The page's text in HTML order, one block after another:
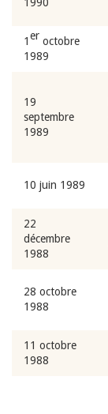
1er octobre
1989
19
septembre
1989
10 juin 1989
22
décembre
1988
28 octobre
1988
11 octobre
1988